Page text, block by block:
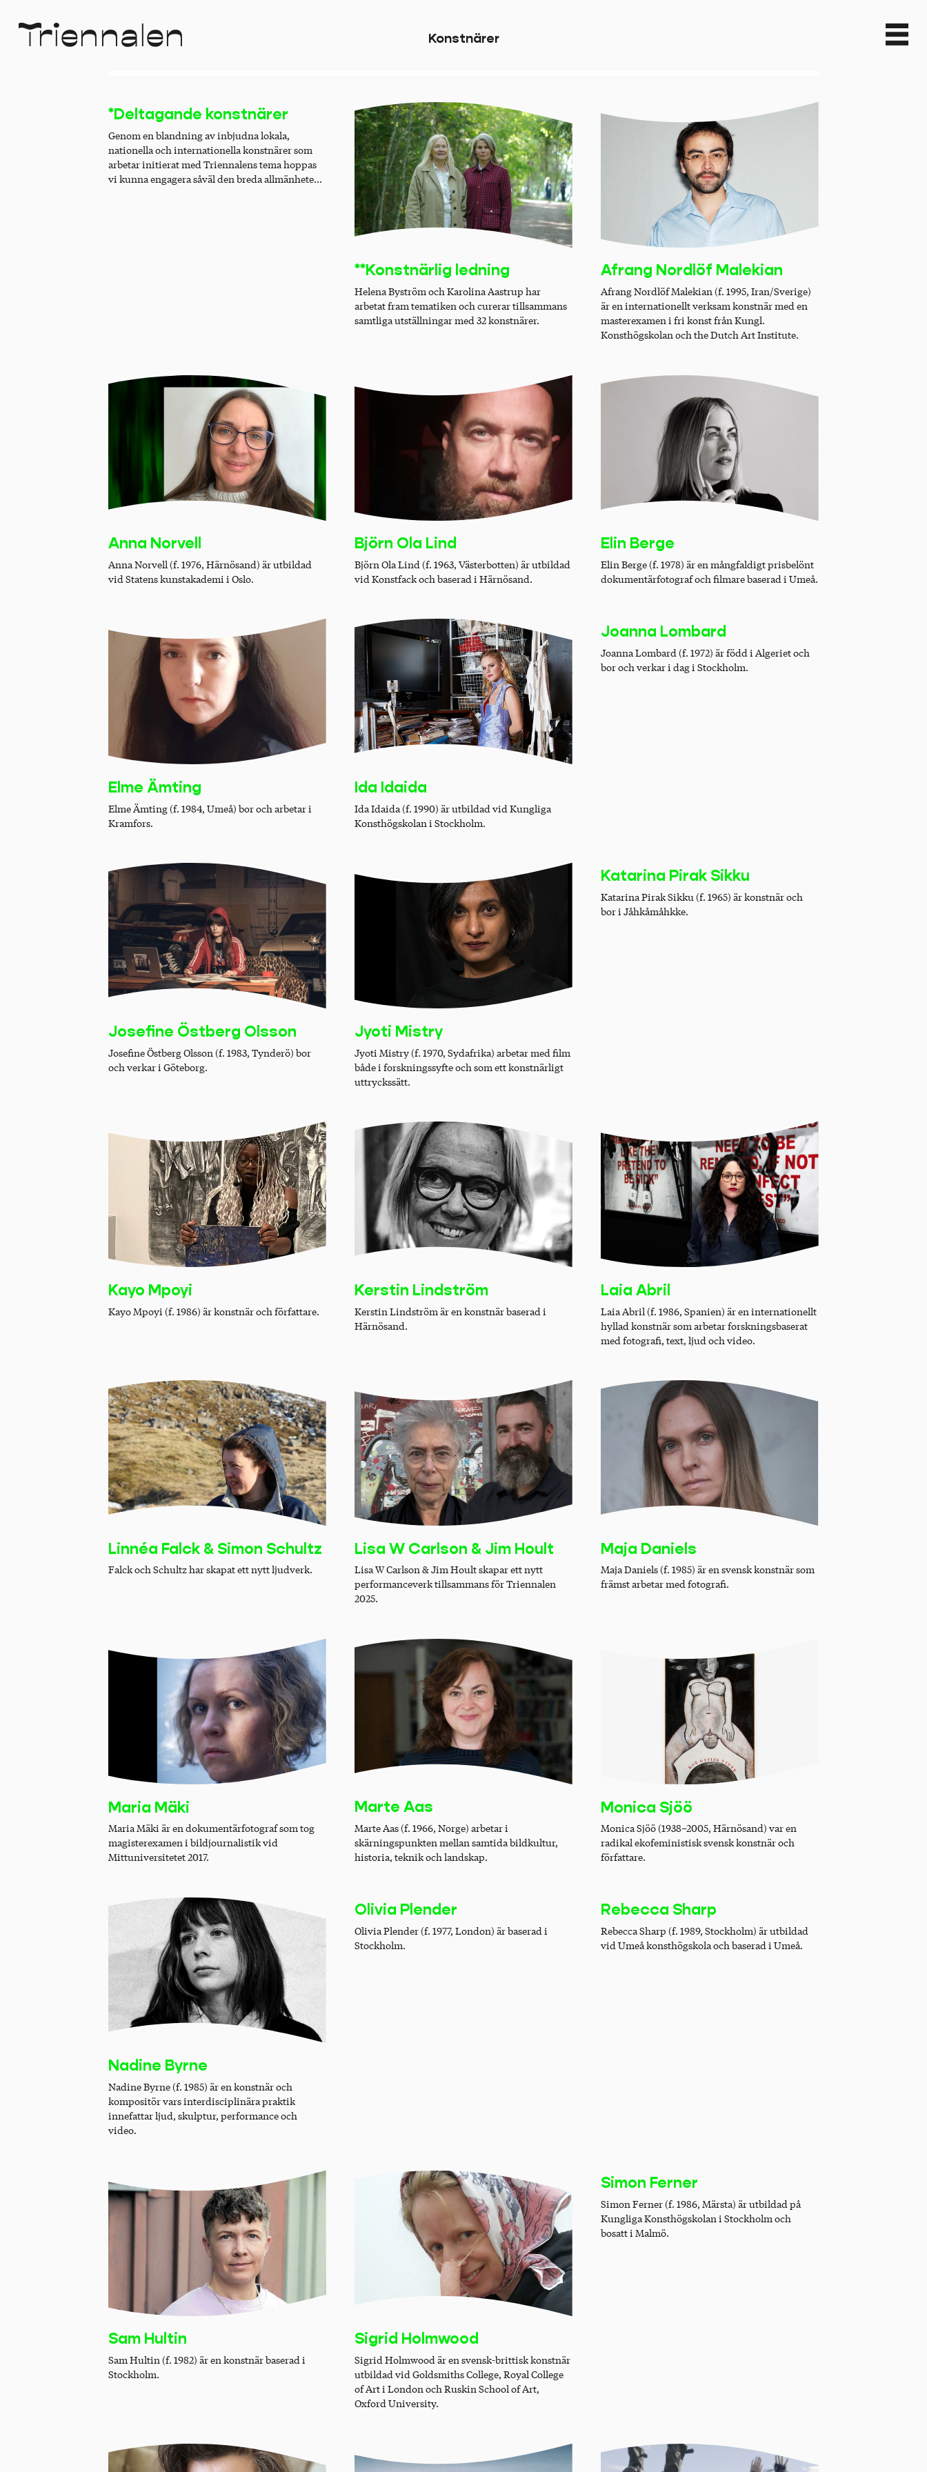
Triennalen Konstnärer
*Deltagande konstnärer
Genom en blandning av inbjudna lokala,
nationella och internationella konstnärer som
arbetar initierat med Triennalens tema hoppas
vi kunna engagera såväl den breda allmänheten
**Konstnärlig ledning
Helena Byström och Karolina Aastrup har
arbetat fram tematiken och curerar tillsammans
samtliga utställningar med 32 konstnärer.
Afrang Nordlöf Malekian
Afrang Nordlöf Malekian (f. 1995, Iran/Sverige)
är en internationellt verksam konstnär med en
masterexamen i fri konst från Kungl.
Konsthögskolan och the Dutch Art Institute.
Anna Norvell
Anna Norvell (f. 1976, Härnösand) är utbildad
vid Statens kunstakademi i Oslo.
Björn Ola Lind
Björn Ola Lind (f. 1963, Västerbotten) är utbildad
vid Konstfack och baserad i Härnösand.
Elin Berge
Elin Berge (f. 1978) är en mångfaldigt prisbelönt
dokumentärfotograf och filmare baserad i Umeå.
Elme Ämting
Elme Ämting (f. 1984, Umeå) bor och arbetar i
Kramfors.
Ida Idaida
Ida Idaida (f. 1990) är utbildad vid Kungliga
Konsthögskolan i Stockholm.
Joanna Lombard
Joanna Lombard (f. 1972) är född i Algeriet och
bor och verkar i dag i Stockholm.
Josefine Östberg Olsson
Josefine Östberg Olsson (f. 1983, Tynderö) bor
och verkar i Göteborg.
Jyoti Mistry
Jyoti Mistry (f. 1970, Sydafrika) arbetar med film
både i forskningssyfte och som ett konstnärligt
uttryckssätt.
Katarina Pirak Sikku
Katarina Pirak Sikku (f. 1965) är konstnär och
bor i Jåhkåmåhkke.
Kayo Mpoyi
Kayo Mpoyi (f. 1986) är konstnär och författare.
Kerstin Lindström
Kerstin Lindström är en konstnär baserad i
Härnösand.
Laia Abril
Laia Abril (f. 1986, Spanien) är en internationellt
hyllad konstnär som arbetar forskningsbaserat
med fotografi, text, ljud och video.
Linnéa Falck & Simon Schultz
Falck och Schultz har skapat ett nytt ljudverk.
Lisa W Carlson & Jim Hoult
Lisa W Carlson & Jim Hoult skapar ett nytt
performanceverk tillsammans för Triennalen
2025.
Maja Daniels
Maja Daniels (f. 1985) är en svensk konstnär som
främst arbetar med fotografi.
Maria Mäki
Maria Mäki är en dokumentärfotograf som tog
magisterexamen i bildjournalistik vid
Mittuniversitetet 2017.
Marte Aas
Marte Aas (f. 1966, Norge) arbetar i
skärningspunkten mellan samtida bildkultur,
historia, teknik och landskap.
Monica Sjöö
Monica Sjöö (1938–2005, Härnösand) var en
radikal ekofeministisk svensk konstnär och
författare.
Nadine Byrne
Nadine Byrne (f. 1985) är en konstnär och
kompositör vars interdisciplinära praktik
innefattar ljud, skulptur, performance och
video.
Olivia Plender
Olivia Plender (f. 1977, London) är baserad i
Stockholm.
Rebecca Sharp
Rebecca Sharp (f. 1989, Stockholm) är utbildad
vid Umeå konsthögskola och baserad i Umeå.
Sam Hultin
Sam Hultin (f. 1982) är en konstnär baserad i
Stockholm.
Sigrid Holmwood
Sigrid Holmwood är en svensk-brittisk konstnär
utbildad vid Goldsmiths College, Royal College
of Art i London och Ruskin School of Art,
Oxford University.
Simon Ferner
Simon Ferner (f. 1986, Märsta) är utbildad på
Kungliga Konsthögskolan i Stockholm och
bosatt i Malmö.